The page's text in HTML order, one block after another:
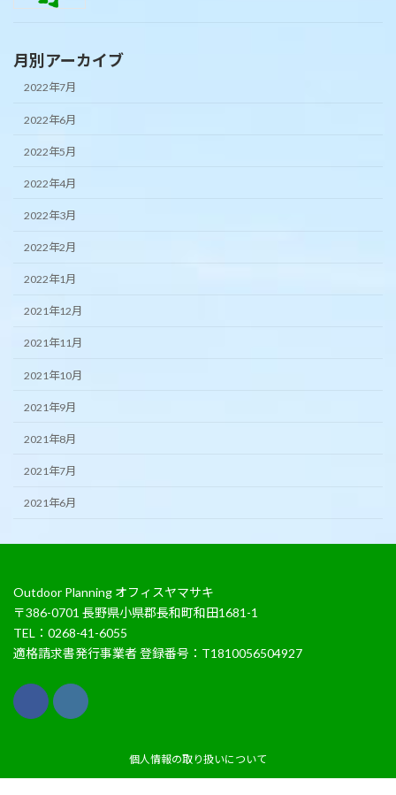
月別アーカイブ
2022年7月
2022年6月
2022年5月
2022年4月
2022年3月
2022年2月
2022年1月
2021年12月
2021年11月
2021年10月
2021年9月
2021年8月
2021年7月
2021年6月
Outdoor Planning オフィスヤマサキ
〒386-0701 長野県小県郡長和町和田1681-1
TEL：0268-41-6055
適格請求書発行事業者 登録番号：T1810056504927
個人情報の取り扱いについて